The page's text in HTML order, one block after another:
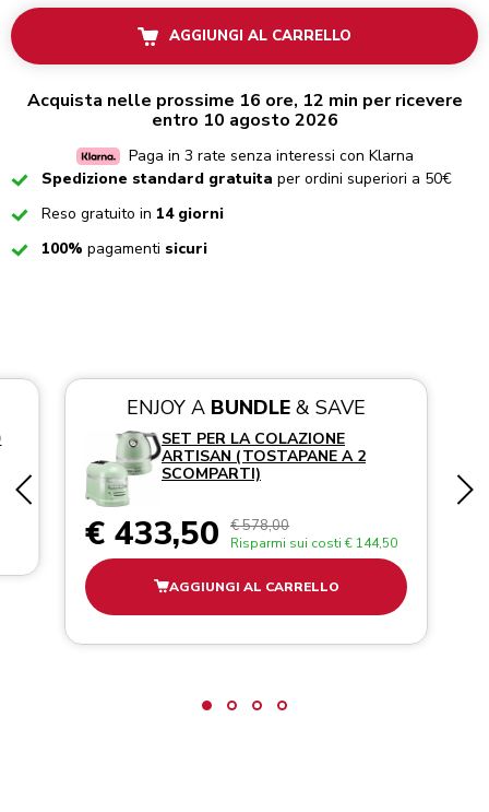
AGGIUNGI AL CARRELLO
Acquista nelle prossime 16 ore, 12 min per ricevere
entro 10 agosto 2026
Paga in 3 rate senza interessi con Klarna
CheckedSpedizione standard gratuita per ordini superiori a 50€
CheckedReso gratuito in 14 giorni
Checked
100% pagamenti sicuri
ENJOY A BUNDLE& SAVE
SET PER LA COLAZIONE
ARTISAN (TOSTAPANE A 2
SCOMPARTI)
€ 433,50 € 578,00
Risparmi sui costi € 144,50
AGGIUNGI AL CARRELLO